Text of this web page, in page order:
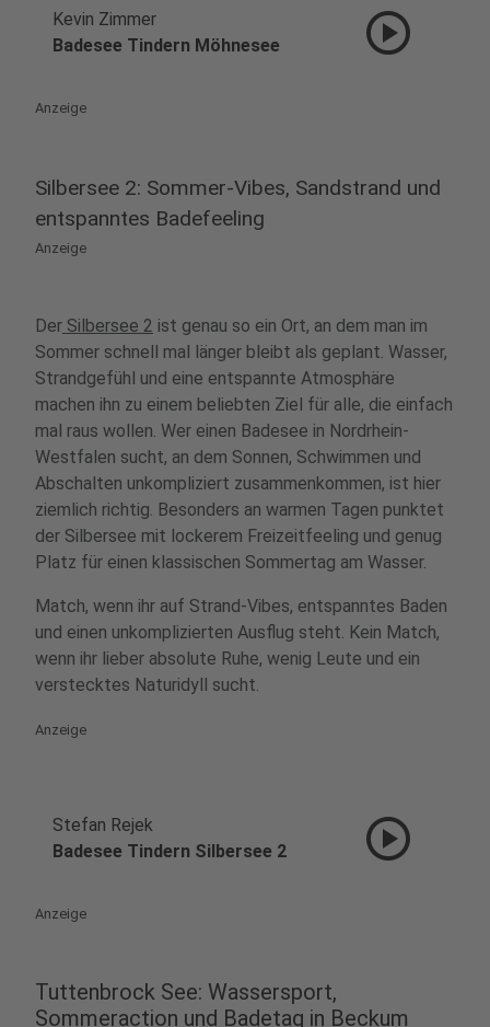
Kevin Zimmer
Badesee Tindern Möhnesee
play_circle
Anzeige
Silbersee 2: Sommer-Vibes, Sandstrand und
entspanntes Badefeeling
Anzeige
Der Silbersee 2 ist genau so ein Ort, an dem man im
Sommer schnell mal länger bleibt als geplant. Wasser,
Strandgefühl und eine entspannte Atmosphäre
machen ihn zu einem beliebten Ziel für alle, die einfach
mal raus wollen. Wer einen Badesee in Nordrhein-
Westfalen sucht, an dem Sonnen, Schwimmen und
Abschalten unkompliziert zusammenkommen, ist hier
ziemlich richtig. Besonders an warmen Tagen punktet
der Silbersee mit lockerem Freizeitfeeling und genug
Platz für einen klassischen Sommertag am Wasser.
Match, wenn ihr auf Strand-Vibes, entspanntes Baden
und einen unkomplizierten Ausflug steht. Kein Match,
wenn ihr lieber absolute Ruhe, wenig Leute und ein
verstecktes Naturidyll sucht.
Anzeige
Stefan Rejek
Badesee Tindern Silbersee 2
play_circle
Anzeige
Tuttenbrock See: Wassersport,
Sommeraction und Badetag in Beckum